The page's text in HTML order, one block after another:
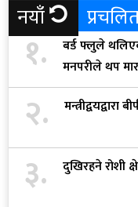
नयाँ
१.
बर्ड फ्लुले
मनपरीले थप मार
२. मन्त्रीद्वयद्वारा
३. दुखिरहने रोशी